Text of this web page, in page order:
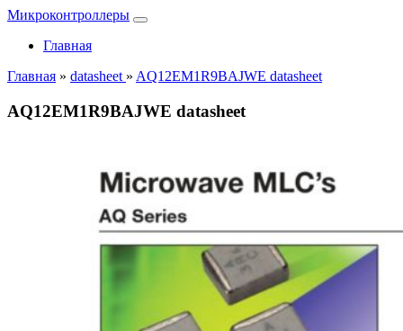
Микроконтроллеры
Главная
Главная » datasheet » AQ12EM1R9BAJWE datasheet
AQ12EM1R9BAJWE datasheet